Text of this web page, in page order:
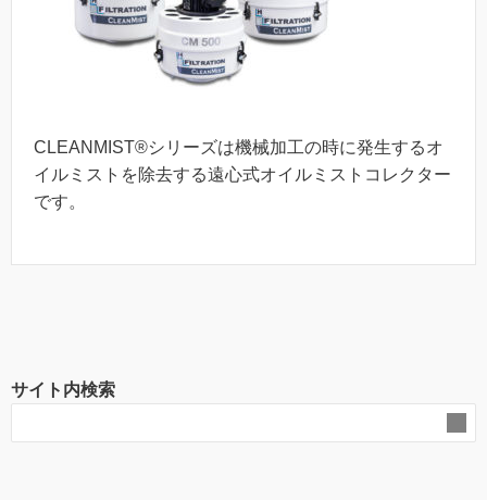
CLEANMIST®シリーズは機械加工の時に発生するオ
イルミストを除去する遠心式オイルミストコレクター
です。
サイト内検索